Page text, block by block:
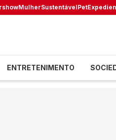
MulherSustentávelPet
ENTRETENIMENTO